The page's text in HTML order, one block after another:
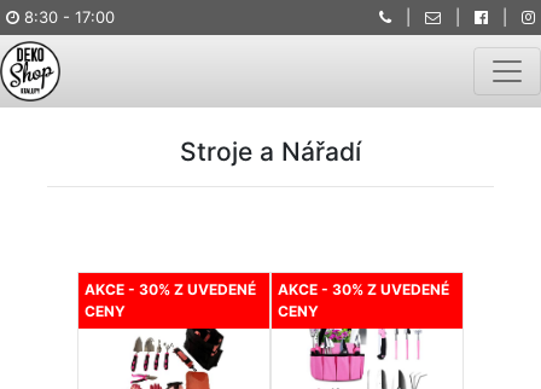
8:30 - 17:00
Stroje a Nářadí
AKCE - 30% Z UVEDENÉ
CENY
AKCE - 30% Z UVEDENÉ
CENY